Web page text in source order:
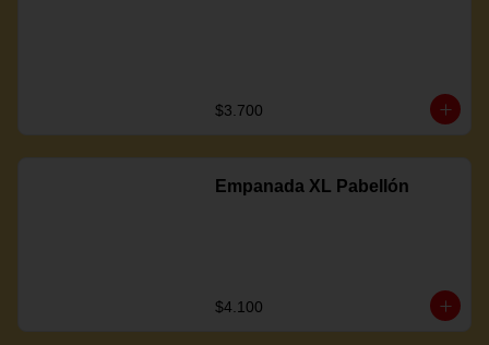
$3.700
Empanada XL Pabellón
$4.100